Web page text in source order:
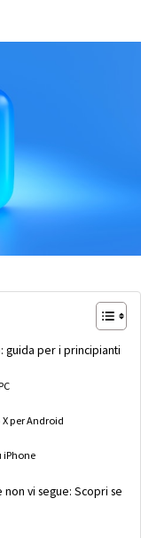
guida per i principianti
per Android
iPhone
vi segue: Scopri se